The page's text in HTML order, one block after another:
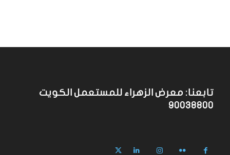
تابعنا: معرض الزهراء للمستعمل الكويت
90038800